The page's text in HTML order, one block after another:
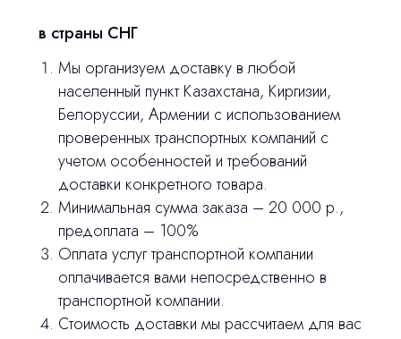
в страны СНГ
Мы организуем доставку в любой
населенный пункт Казахстана, Киргизии,
Белоруссии, Армении с использованием
проверенных транспортных компаний с
учетом особенностей и требований
доставки конкретного товара.
Минимальная сумма заказа – 20 000 р.,
предоплата – 100%
Оплата услуг транспортной компании
оплачивается вами непосредственно в
транспортной компании.
Стоимость доставки мы рассчитаем для вас
Отправить вопрос
Нажимая на кнопку «Отправить вопрос»
вы соглашаетесь сполитикой
конфиденциальности
сделано
Изготовление хирургических шаблонов
Политика конфиденциальности
stasicus